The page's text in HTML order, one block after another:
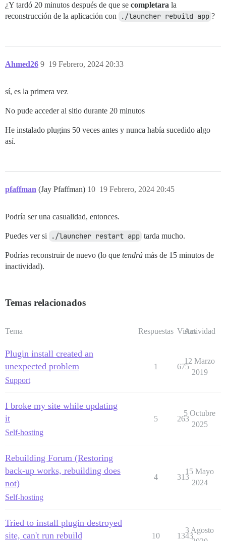
¿Y tardó 20 minutos después de que se completara la
reconstrucción de la aplicación con
./launcher rebuild app ?
Ahmed26 19 Febrero, 2024 20:33
9
sí, es la primera vez
No pude acceder al sitio durante 20 minutos
He instalado plugins 50 veces antes y nunca había sucedido algo
así.
pfaffman (Jay Pfaffman) 19 Febrero, 2024 20:45
10
Podría ser una casualidad, entonces.
Puedes ver si ./launcher restart app tarda mucho.
Podrías reconstruir de nuevo (lo que tendrá más de 15 minutos de
inactividad).
Temas relacionados
Tema Respuestas Vistas
Actividad
Plugin install created an
unexpected problem
Support
1 675
12 Marzo
2019
I broke my site while updating
it
Self-hosting
5 263
5 Octubre
2025
Rebuilding Forum (Restoring
back-up works, rebuilding does
not)
Self-hosting
4 313
15 Mayo
2024
Tried to install plugin destroyed
site, can't run rebuild
10 1343
3 Agosto